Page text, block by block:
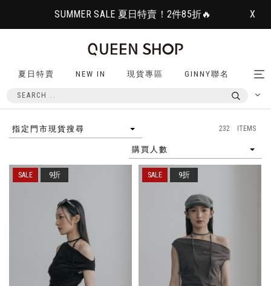
SUMMER SALE 夏日特賣！2件85折🔥 X
夏日特賣 NEW IN 現貨專區 GINNY聯名
指定門市現貨搜尋 232 ITEMS
購買人數
9折 9折